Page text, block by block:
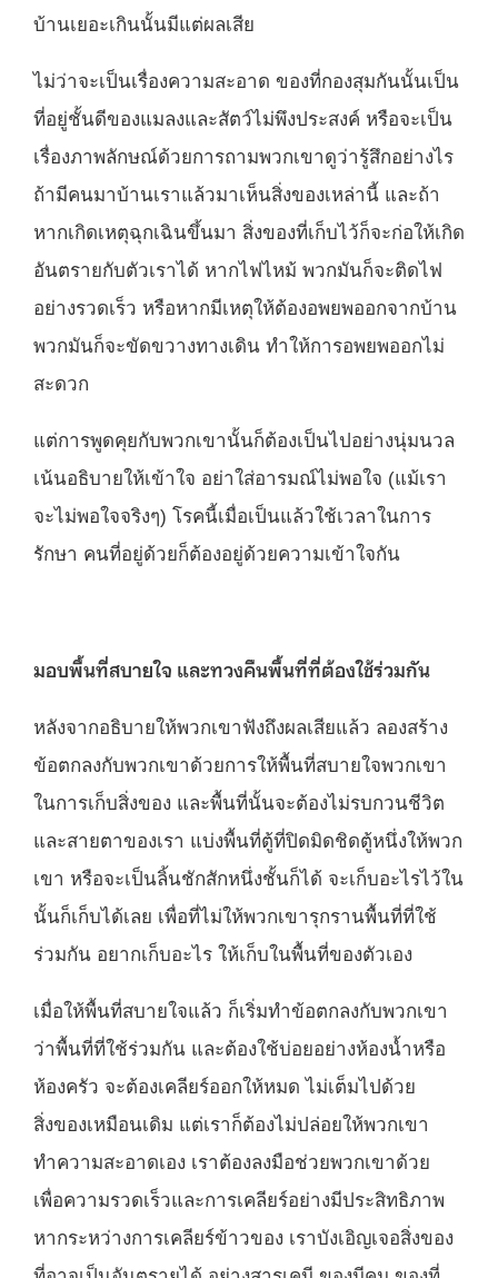
บ้านเยอะเกินนั้นมีแต่ผลเสีย
ไม่ว่าจะเป็นเรื่องความสะอาด ของที่กองสุมกันนั้นเป็น
ที่อยู่ชั้นดีของแมลงและสัตว์ไม่พึงประสงค์ หรือจะเป็น
เรื่องภาพลักษณ์ด้วยการถามพวกเขาดูว่ารู้สึกอย่างไร
ถ้ามีคนมาบ้านเราแล้วมาเห็นสิ่งของเหล่านี้ และถ้า
หากเกิดเหตุฉุกเฉินขึ้นมา สิ่งของที่เก็บไว้ก็จะก่อให้เกิด
อันตรายกับตัวเราได้ หากไฟไหม้ พวกมันก็จะติดไฟ
อย่างรวดเร็ว หรือหากมีเหตุให้ต้องอพยพออกจากบ้าน
พวกมันก็จะขัดขวางทางเดิน ทำให้การอพยพออกไม่
สะดวก
แต่การพูดคุยกับพวกเขานั้นก็ต้องเป็นไปอย่างนุ่มนวล
เน้นอธิบายให้เข้าใจ อย่าใส่อารมณ์ไม่พอใจ (แม้เรา
จะไม่พอใจจริงๆ) โรคนี้เมื่อเป็นแล้วใช้เวลาในการ
รักษา คนที่อยู่ด้วยก็ต้องอยู่ด้วยความเข้าใจกัน
มอบพื้นที่สบายใจ และทวงคืนพื้นที่ที่ต้องใช้ร่วมกัน
หลังจากอธิบายให้พวกเขาฟังถึงผลเสียแล้ว ลองสร้าง
ข้อตกลงกับพวกเขาด้วยการให้พื้นที่สบายใจพวกเขา
ในการเก็บสิ่งของ และพื้นที่นั้นจะต้องไม่รบกวนชีวิต
และสายตาของเรา แบ่งพื้นที่ตู้ที่ปิดมิดชิดตู้หนึ่งให้พวก
เขา หรือจะเป็นลิ้นชักสักหนึ่งชั้นก็ได้ จะเก็บอะไรไว้ใน
นั้นก็เก็บได้เลย เพื่อที่ไม่ให้พวกเขารุกรานพื้นที่ที่ใช้
ร่วมกัน อยากเก็บอะไร ให้เก็บในพื้นที่ของตัวเอง
เมื่อให้พื้นที่สบายใจแล้ว ก็เริ่มทำข้อตกลงกับพวกเขา
ว่าพื้นที่ที่ใช้ร่วมกัน และต้องใช้บ่อยอย่างห้องน้ำหรือ
ห้องครัว จะต้องเคลียร์ออกให้หมด ไม่เต็มไปด้วย
สิ่งของเหมือนเดิม แต่เราก็ต้องไม่ปล่อยให้พวกเขา
ทำความสะอาดเอง เราต้องลงมือช่วยพวกเขาด้วย
เพื่อความรวดเร็วและการเคลียร์อย่างมีประสิทธิภาพ
หากระหว่างการเคลียร์ข้าวของ เราบังเอิญเจอสิ่งของ